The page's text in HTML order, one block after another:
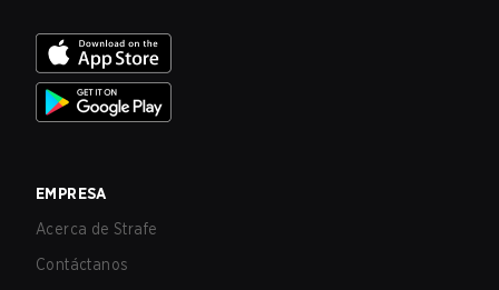
EMPRESA
Acerca de Strafe
Contáctanos